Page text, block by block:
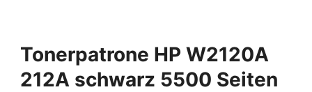
Tonerpatrone HP W2120A
212A schwarz 5500 Seiten